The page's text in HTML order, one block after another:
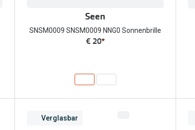
Seen
SNSM0009 SNSM0009 NNG0 Sonnenbrille
€ 20*
Verglasbar